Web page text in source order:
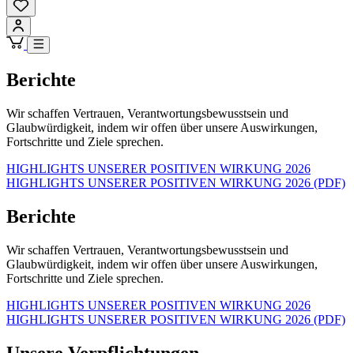
Berichte
Wir schaffen Vertrauen, Verantwortungsbewusstsein und
Glaubwürdigkeit, indem wir offen über unsere Auswirkungen,
Fortschritte und Ziele sprechen.
HIGHLIGHTS UNSERER POSITIVEN WIRKUNG 2026
HIGHLIGHTS UNSERER POSITIVEN WIRKUNG 2026 (PDF)
Berichte
Wir schaffen Vertrauen, Verantwortungsbewusstsein und
Glaubwürdigkeit, indem wir offen über unsere Auswirkungen,
Fortschritte und Ziele sprechen.
HIGHLIGHTS UNSERER POSITIVEN WIRKUNG 2026
HIGHLIGHTS UNSERER POSITIVEN WIRKUNG 2026 (PDF)